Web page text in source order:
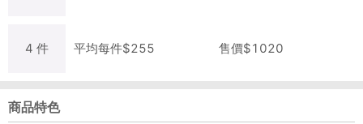
4 件 平均每件$255 售價$1020
商品特色